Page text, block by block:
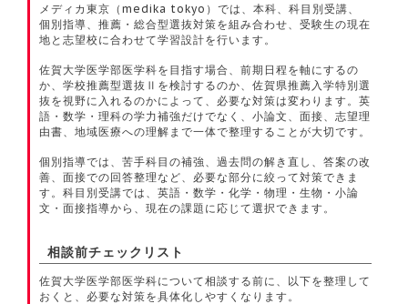
メディカ東京（medika tokyo）では、本科、科目別受講、
個別指導、推薦・総合型選抜対策を組み合わせ、受験生の現在
地と志望校に合わせて学習設計を行います。
佐賀大学医学部医学科を目指す場合、前期日程を軸にするの
か、学校推薦型選抜Ⅱを検討するのか、佐賀県推薦入学特別選
抜を視野に入れるのかによって、必要な対策は変わります。英
語・数学・理科の学力補強だけでなく、小論文、面接、志望理
由書、地域医療への理解まで一体で整理することが大切です。
個別指導では、苦手科目の補強、過去問の解き直し、答案の改
善、面接での回答整理など、必要な部分に絞って対策できま
す。科目別受講では、英語・数学・化学・物理・生物・小論
文・面接指導から、現在の課題に応じて選択できます。
相談前チェックリスト
佐賀大学医学部医学科について相談する前に、以下を整理して
おくと、必要な対策を具体化しやすくなります。